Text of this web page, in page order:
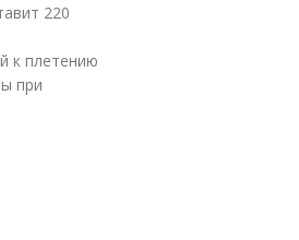
220
к плетению
при